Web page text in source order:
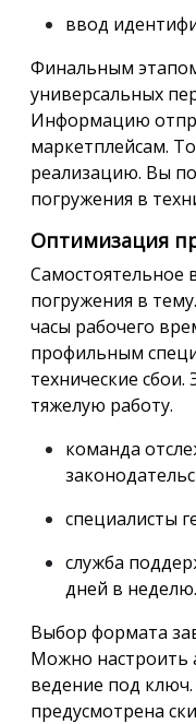
ввод
Финальным
универсальных
Информацию
маркетплейсам.
реализацию. Вы
погружения в
Оптимизация
Самостоятельное
погружения в
часы рабочего
профильным
технические
тяжелую работу.
команда
специалисты
служба
дней в неделю.
Выбор формата
Можно настроить
ведение под
предусмотрена